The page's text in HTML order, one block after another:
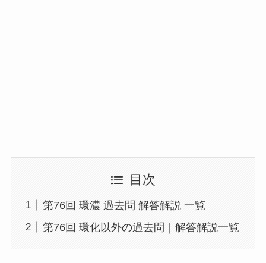
目次
第76回 環濃 過去問 解答解説 一覧
第76回 環化以外の過去問｜解答解説一覧